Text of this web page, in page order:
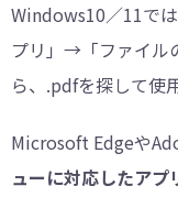
Windows10／11で
プリ」→「ファイル
ら、.pdfを探して使
Microsoft Edgeや
ューに対応したアプ